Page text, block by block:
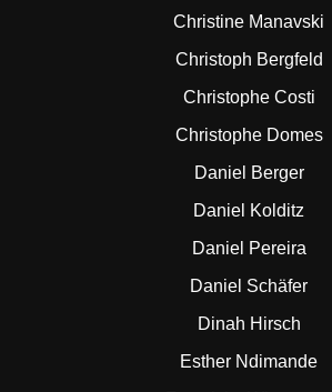
Christine Manavski
Christoph Bergfeld
Christophe Costi
Christophe Domes
Daniel Berger
Daniel Kolditz
Daniel Pereira
Daniel Schäfer
Dinah Hirsch
Esther Ndimande